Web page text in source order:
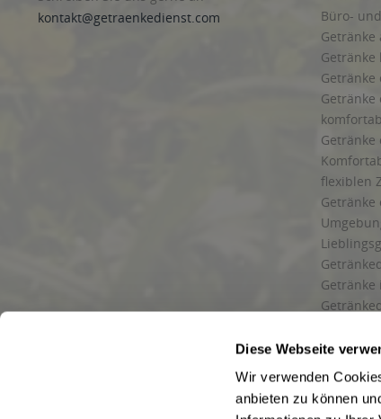
Diese Webseite
Wir verwenden
anbieten zu können
kontakt@getraenkedienst.com
Büro-
Getränke
Getränke
flexiblen
Getränke
und